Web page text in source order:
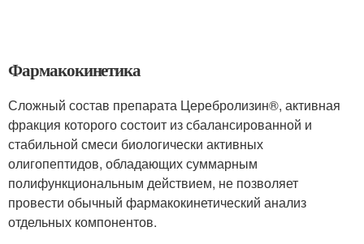
Фармакокинетика
Сложный состав препарата Церебролизин®, активная
фракция которого состоит из сбалансированной и
стабильной смеси биологически активных
олигопептидов, обладающих суммарным
полифункциональным действием, не позволяет
провести обычный фармакокинетический анализ
отдельных компонентов.